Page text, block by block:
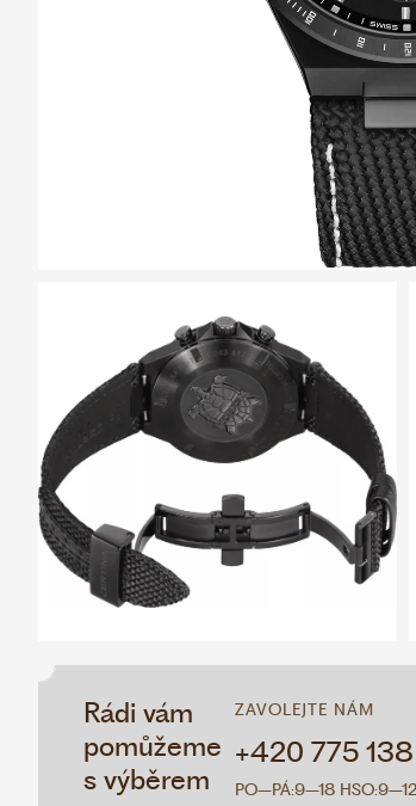
Rádi vám
pomůžeme
s výběrem
ZAVOLEJTE NÁM
+420 775
PO–PÁ:9–18 HSO: